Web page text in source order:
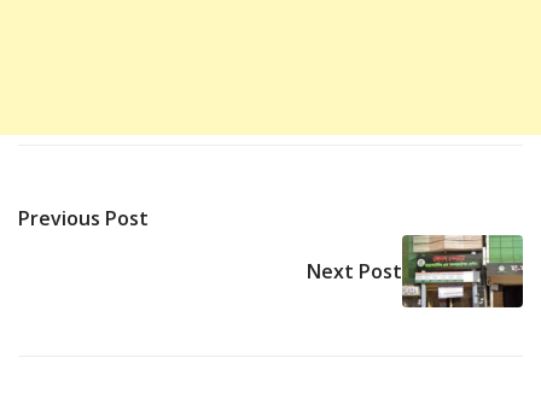
Previous Post
Next Post